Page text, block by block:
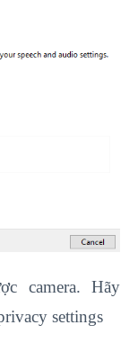
camera. Hãy
settings